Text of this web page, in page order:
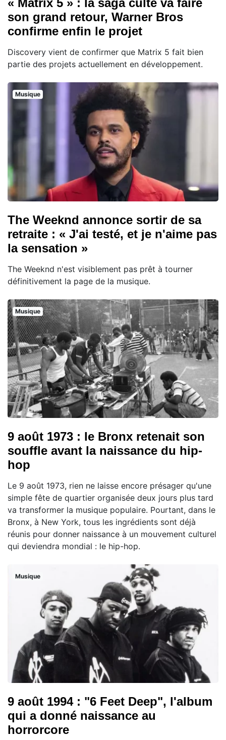
« Matrix 5 » : la saga culte va faire
son grand retour, Warner Bros
confirme enfin le projet
Discovery vient de confirmer que Matrix 5 fait bien
partie des projets actuellement en développement.
Musique
The Weeknd annonce sortir de sa
retraite : « J'ai testé, et je n'aime pas
la sensation »
The Weeknd n'est visiblement pas prêt à tourner
définitivement la page de la musique.
Musique
9 août 1973 : le Bronx retenait son
souffle avant la naissance du hip-
hop
Le 9 août 1973, rien ne laisse encore présager qu'une
simple fête de quartier organisée deux jours plus tard
va transformer la musique populaire. Pourtant, dans le
Bronx, à New York, tous les ingrédients sont déjà
réunis pour donner naissance à un mouvement culturel
qui deviendra mondial : le hip-hop.
Musique
9 août 1994 : "6 Feet Deep", l'album
qui a donné naissance au
horrorcore